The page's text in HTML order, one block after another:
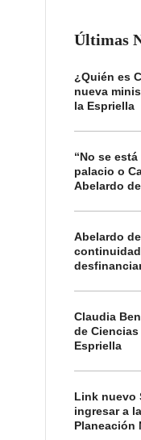
Últimas
¿Quién es
nueva
la Espriella
“No se
palacio o
Abelardo
Abelardo
Claudia
de
Espriella
Link nuevo
ingresar a
Planeación